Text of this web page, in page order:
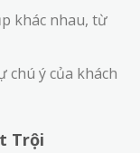
khác nhau, từ
chú ý của khách
Trội